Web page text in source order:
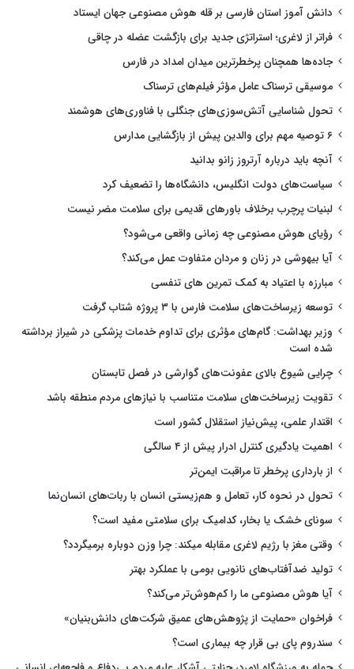
دانش آموز استان فارسی بر قله هوش مصنوعی جهان ایستاد
فراتر از لاغری؛ استراتژی جدید برای بازگشت عضله در چاقی
جاده‌ها همچنان پرخطرترین میدان امداد در فارس
موسیقی ترسناک عامل مؤثر فیلم‌های ترسناک
تحول شناسایی آتش‌سوزی‌های جنگلی با فناوری‌های هوشمند
۶ توصیه مهم برای والدین پیش از بازگشایی مدارس
آنچه باید درباره آرتروز زانو بدانید
سیاست‌های دولت انگلیس، دانشگاه‌ها را تضعیف کرد
لبنیات پرچرب برخلاف باورهای قدیمی برای سلامت مضر نیست
رؤیای هوش مصنوعی چه زمانی واقعی می‌شود؟
آیا بیهوشی در زنان و مردان متفاوت عمل می‌کند؟
مبارزه با اعتیاد به کمک تمرین های تنفسی
توسعه زیرساخت‌های سلامت فارس با ۳ پروژه شتاب گرفت
وزیر بهداشت: گام‌های مؤثری برای تداوم خدمات پزشکی در شیراز برداشته
شده است
چرایی شیوع بالای عفونت‌های گوارشی در فصل تابستان
تقویت زیرساخت‌های سلامت متناسب با نیازهای مردم منطقه باشد
اقتدار علمی، پیش‌نیاز استقلال کشور است
اهمیت یادگیری کنترل ادرار پیش از ۴ سالگی
از بارداری پرخطر تا مراقبت ایمن‌تر
تحول در نحوه کار، تعامل و هم‌زیستی انسان با ربات‌های انسان‌نما
سونای خشک یا بخار، کدامیک برای سلامتی مفید است؟
وقتی مغز با رژیم لاغری مقابله میکند: چرا وزن دوباره برمیگردد؟
تولید ضدآفتاب‌های نانویی بومی با عملکرد بهتر
آیا هوش مصنوعی ما را کم‌هوش‌تر می‌کند؟
فراخوان «حمایت از پژوهش‌های عمیق شرکت‌های دانش‌بنیان»
سندروم پای بی قرار چه بیماری است؟